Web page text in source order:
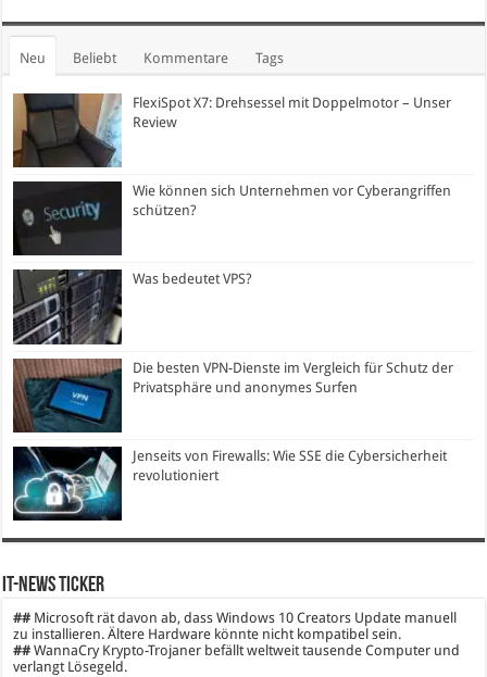
Neu Beliebt Kommentare Tags
FlexiSpot X7: Drehsessel mit Doppelmotor – Unser
Review
Wie können sich Unternehmen vor Cyberangriffen
schützen?
Was bedeutet VPS?
Die besten VPN-Dienste im Vergleich für Schutz der
Privatsphäre und anonymes Surfen
Jenseits von Firewalls: Wie SSE die Cybersicherheit
revolutioniert
IT-News Ticker
## Microsoft rät davon ab, dass Windows 10 Creators Update manuell
zu installieren. Ältere Hardware könnte nicht kompatibel sein.
## WannaCry Krypto-Trojaner befällt weltweit tausende Computer und
verlangt Lösegeld.